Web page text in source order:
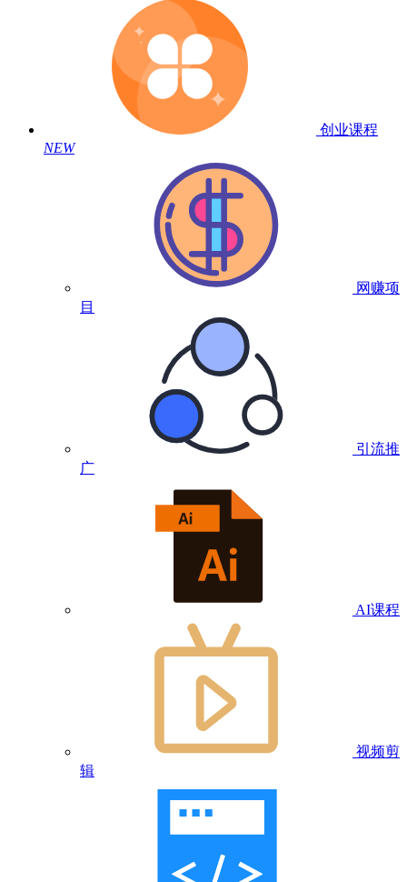
创业课程
NEW
网赚项
目
引流推
广
AI课程
视频剪
辑